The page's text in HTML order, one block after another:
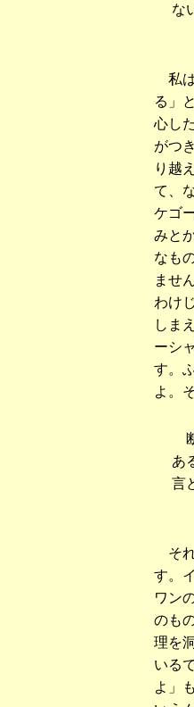
な
私は
る」
心し
がつ
り越
て、
ケゴ
みと
なも
ませ
わけ
しま
ーシ
す。
よ。
あ
言
それ
す。
ワン
のも
理を
いる
よ」